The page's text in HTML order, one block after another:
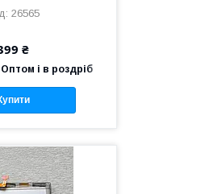
26565
₴
Оптом і в роздріб